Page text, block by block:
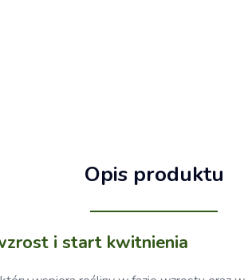
Opis produktu
i start kwitnienia